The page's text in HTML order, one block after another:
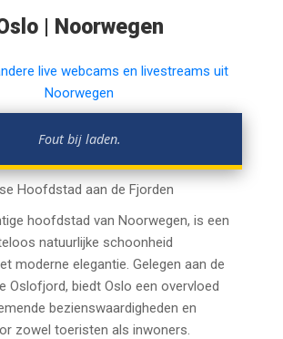
| Noorwegen
live webcams en livestreams uit
Noorwegen
Fout bij laden.
Hoofdstad aan de Fjorden
hoofdstad van Noorwegen, is een
natuurlijke schoonheid
moderne elegantie. Gelegen aan de
Oslofjord, biedt Oslo een overvloed
bezienswaardigheden en
zowel toeristen als inwoners.